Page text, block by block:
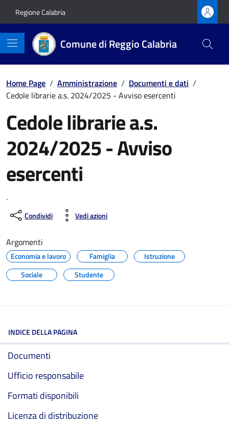
Regione Calabria
Comune di Reggio Calabria
Home Page / Amministrazione / Documenti e dati /
Cedole librarie a.s. 2024/2025 - Avviso esercenti
Cedole librarie a.s.
2024/2025 - Avviso
esercenti
.
Condividi Vedi azioni
Argomenti
Economia e lavoro Famiglia
Istruzione
Sociale
Studente
INDICE DELLA PAGINA
Documenti
Ufficio responsabile
Formati disponibili
Licenza di distribuzione